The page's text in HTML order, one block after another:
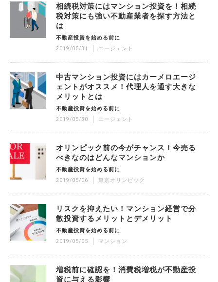
相続税対策にはマンション投資を！相続
税対策にも強い不動産業者を探す方法と
は
不動産投資を始める前に
2019/05/31 エージェント
中古マンション投資にはカーメロエージ
ェントがオススメ！代理人を通す大きな
メリットとは
不動産投資を始める前に
2019/05/30 エージェント
オリンピック前の今がチャンス！今売る
べきなのはどんなマンションか
不動産投資を始める前に
2019/05/06 東京オリンピック
リスクを抑えたい！マンション経営で分
散投資するメリットとデメリット
不動産投資を始める前に
2019/05/05 マンション
増税前に確認を！消費税増税が不動産投
資に与える影響